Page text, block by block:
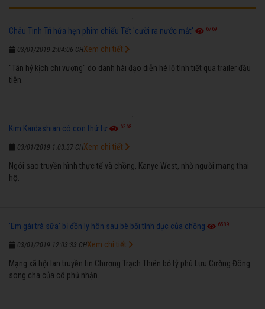
Châu Tinh Trì hứa hẹn phim chiếu Tết 'cười ra nước mắt' 6769
03/01/2019 2:04:06 CH
"Tân hỷ kịch chi vương" do danh hài đạo diễn hé lộ tình tiết qua trailer đầu
tiên.
Xem chi tiết
Kim Kardashian có con thứ tư 6268
03/01/2019 1:03:37 CH
Ngôi sao truyền hình thực tế và chồng, Kanye West, nhờ người mang thai
hộ.
Xem chi tiết
'Em gái trà sữa' bị đồn ly hôn sau bê bối tình dục của chồng 6589
03/01/2019 12:03:33 CH
Mạng xã hội lan truyền tin Chương Trạch Thiên bỏ tỷ phú Lưu Cường Đông
song cha của cô phủ nhận.
Xem chi tiết